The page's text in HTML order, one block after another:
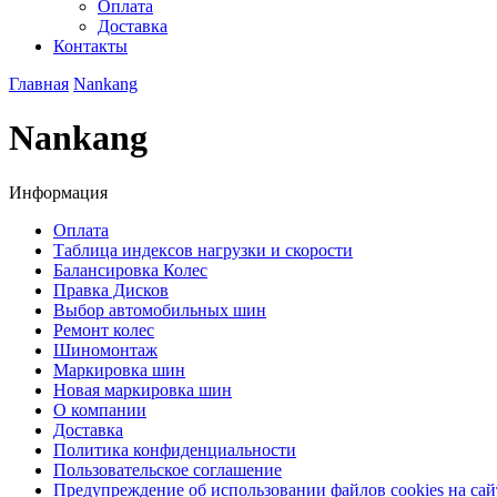
Оплата
Доставка
Контакты
Главная Nankang
Nankang
Информация
Оплата
Таблица индексов нагрузки и скорости
Балансировка Колес
Правка Дисков
Выбор автомобильных шин
Ремонт колес
Шиномонтаж
Маркировка шин
Новая маркировка шин
О компании
Доставка
Политика конфиденциальности
Пользовательское соглашение
Предупреждение об использовании файлов cookies на